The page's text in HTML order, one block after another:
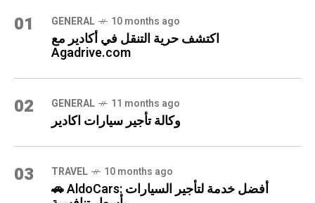
01 GENERAL 10 months ago
اكتشف حرية التنقل في أكادير مع
Agadrive.com
02 GENERAL 11 months ago
وكالة تأجير سيارات اكادير
03 TRAVEL 10 months ago
🚗 AldoCars: أفضل خدمة لتأجير السيارات